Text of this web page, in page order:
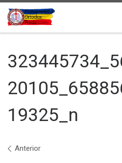
Sari la conținut
19325_n
Navigare în
Anterior